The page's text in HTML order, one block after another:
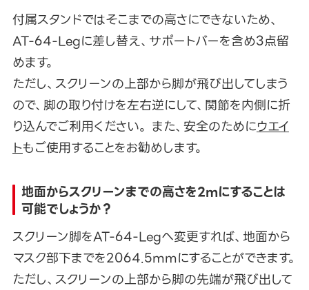
付属スタンドではそこまでの高さにできないため、
AT-64-Legに差し替え、サポートバーを含め3点留
めます。
ただし、スクリーンの上部から脚が飛び出してしまう
ので、脚の取り付けを左右逆にして、関節を内側に折
り込んでご利用ください。 また、安全のためにウエイ
トもご使用することをお勧めします。
地面からスクリーンまでの高さを2mにすることは
可能でしょうか？
スクリーン脚をAT-64-Legへ変更すれば、地面から
マスク部下までを2064.5mmにすることができます。
ただし、スクリーンの上部から脚の先端が飛び出して